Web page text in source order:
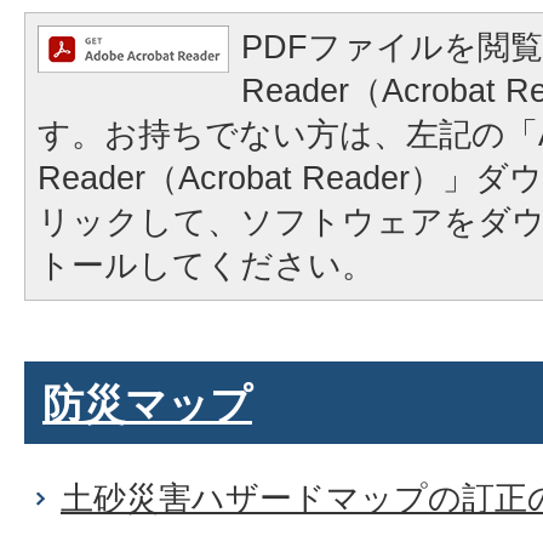
PDFファイルを閲
Reader（Acrobat
す。お持ちでない方は、左記の
Reader（Acrobat Reader）」ダ
リックして、ソフトウェアをダ
トールしてください。
防災マップ
土砂災害ハザードマップの訂正